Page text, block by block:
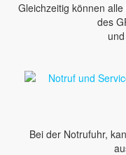
Gleichzeitig können
des
Bei der Notrufuhr,